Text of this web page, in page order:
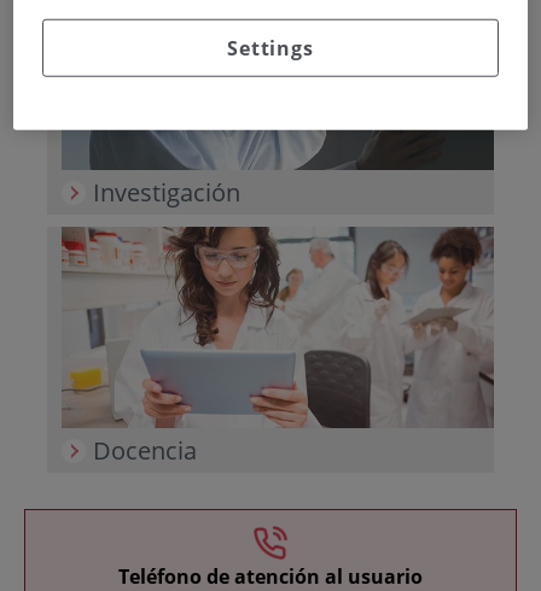
Investigación
Docencia
Teléfono de atención al usuario
Settings